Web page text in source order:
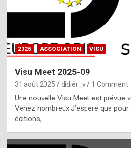
,
g
h
t
f
2025 ASSOCIATION VISU
Visu Meet 2025-09
31 août 2025 didier_v 1 Comment
Une nouvelle Visu Meet est prévue
Venez nombreux.J’espere que
éditions,…